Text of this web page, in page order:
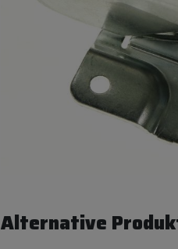
Alternative